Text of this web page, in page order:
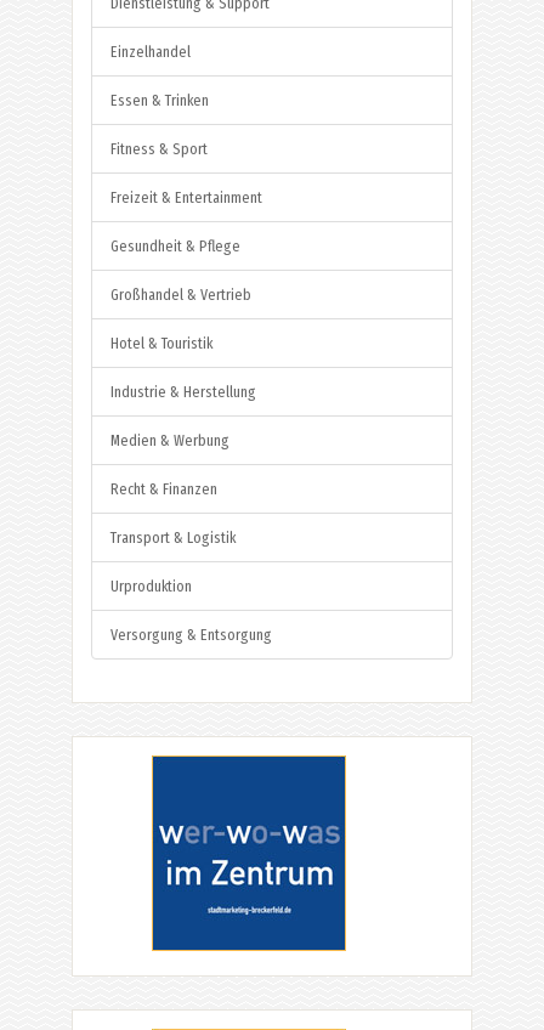
Einzelhandel
Essen & Trinken
Fitness & Sport
Freizeit & Entertainment
Gesundheit & Pflege
Großhandel & Vertrieb
Hotel & Touristik
Industrie & Herstellung
Medien & Werbung
Recht & Finanzen
Transport & Logistik
Urproduktion
Versorgung & Entsorgung